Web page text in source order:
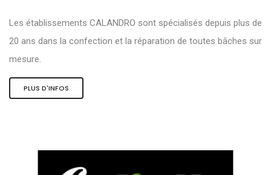
Les établissements CALANDRO sont spécialisés depuis plus de
20 ans dans la confection et la réparation de toutes bâches sur
mesure.
PLUS D'INFOS